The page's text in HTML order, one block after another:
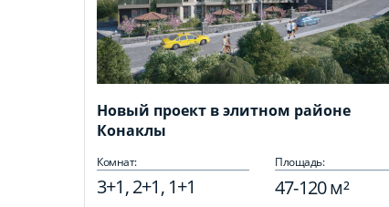
Новый проект в элитном районе
Конаклы
Комнат:
3+1, 2+1, 1+1
Площадь:
47-120 м²